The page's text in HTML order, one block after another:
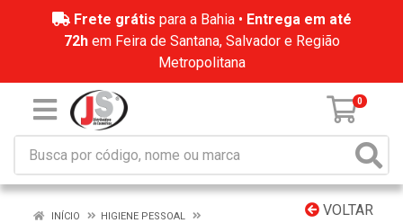
Frete grátis para a Bahia • Entrega em até
72hem Feira de Santana, Salvador e Região
Metropolitana
0
VOLTAR
INÍCIO
HIGIENE PESSOAL